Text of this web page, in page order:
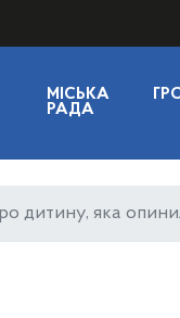
МІСЬКА
РАДА
дитину, яка